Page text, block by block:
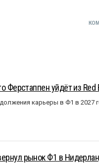
Ферстаппен уйдёт из Red
карьеры в Ф1 в 2027
рынок Ф1 в